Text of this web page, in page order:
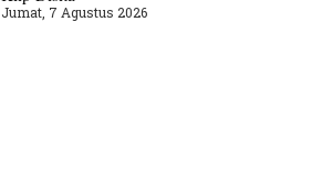
Jumat, 7 Agustus 2026